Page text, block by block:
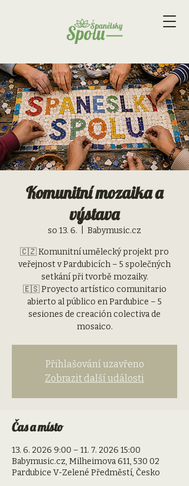
Komunitní mozaika a
výstava
so 13. 6. Babymusic.cz
🇨🇿 Komunitní umělecký projekt pro
veřejnost v Pardubicích – 5 společných
setkání při tvorbě mozaiky.
🇪🇸 Proyecto artístico comunitario
abierto al público en Pardubice – 5
sesiones de creación colectiva de
mosaico.
Přihlašování uzavřeno
Zobrazit další události
Čas a místo
13. 6. 2026 9:00 – 11. 7. 2026 15:00
Babymusic.cz, Milheimova 611, 530 02
Pardubice V-Zelené Předměstí, Česko